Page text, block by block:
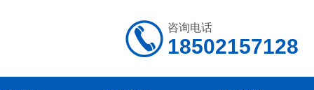
咨询电话
18502157128